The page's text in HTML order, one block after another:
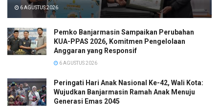
6 AGUSTUS 2026
Pemko Banjarmasin Sampaikan Perubahan
KUA-PPAS 2026, Komitmen Pengelolaan
Anggaran yang Responsif
6 AGUSTUS 2026
Peringati Hari Anak Nasional Ke-42, Wali Kota:
Wujudkan Banjarmasin Ramah Anak Menuju
Generasi Emas 2045